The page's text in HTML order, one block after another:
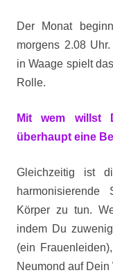
Der Monat
morgens 2.08
in Waage spielt
Rolle.
Mit wem willst
überhaupt eine
Gleichzeitig ist
Körper zu tun.
indem Du
(ein
Neumond auf